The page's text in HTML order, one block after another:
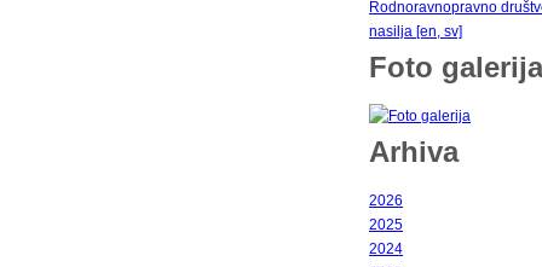
Foto galerija
Arhiva
2026
2025
2024